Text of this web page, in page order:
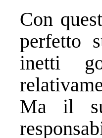
Con
perfetto
inetti
Ma il